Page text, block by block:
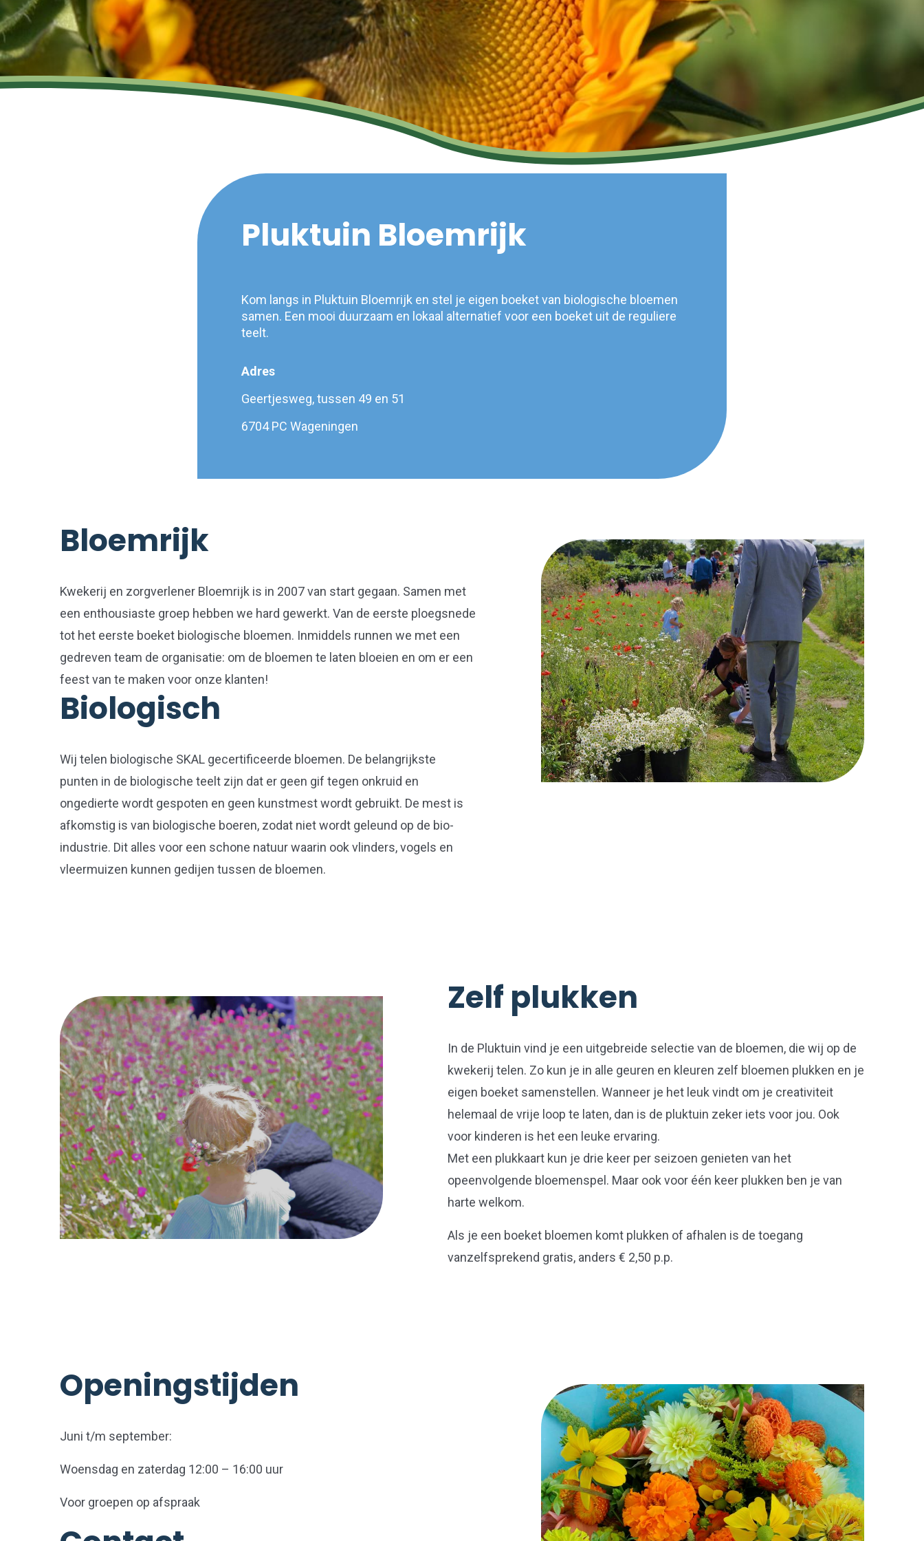
Pluktuin Bloemrijk
Kom langs in Pluktuin Bloemrijk en stel je eigen boeket van biologische bloemen
samen. Een mooi duurzaam en lokaal alternatief voor een boeket uit de reguliere
teelt.
Adres
Geertjesweg, tussen 49 en 51
6704 PC Wageningen
Bloemrijk
Kwekerij en zorgverlener Bloemrijk is in 2007 van start gegaan. Samen met
een enthousiaste groep hebben we hard gewerkt. Van de eerste ploegsnede
tot het eerste boeket biologische bloemen. Inmiddels runnen we met een
gedreven team de organisatie: om de bloemen te laten bloeien en om er een
feest van te maken voor onze klanten!
Biologisch
Wij telen biologische SKAL gecertificeerde bloemen. De belangrijkste
punten in de biologische teelt zijn dat er geen gif tegen onkruid en
ongedierte wordt gespoten en geen kunstmest wordt gebruikt. De mest is
afkomstig is van biologische boeren, zodat niet wordt geleund op de bio-
industrie. Dit alles voor een schone natuur waarin ook vlinders, vogels en
vleermuizen kunnen gedijen tussen de bloemen.
Zelf plukken
In de Pluktuin vind je een uitgebreide selectie van de bloemen, die wij op de
kwekerij telen. Zo kun je in alle geuren en kleuren zelf bloemen plukken en je
eigen boeket samenstellen. Wanneer je het leuk vindt om je creativiteit
helemaal de vrije loop te laten, dan is de pluktuin zeker iets voor jou. Ook
voor kinderen is het een leuke ervaring.
Met een plukkaart kun je drie keer per seizoen genieten van het
opeenvolgende bloemenspel. Maar ook voor één keer plukken ben je van
harte welkom.
Als je een boeket bloemen komt plukken of afhalen is de toegang
vanzelfsprekend gratis, anders € 2,50 p.p.
Openingstijden
Juni t/m september:
Woensdag en zaterdag 12:00 – 16:00 uur
Voor groepen op afspraak